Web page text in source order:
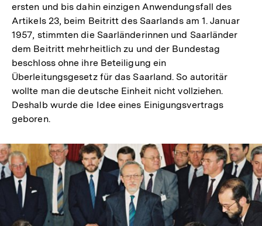
ersten und bis dahin einzigen Anwendungsfall des
Artikels 23, beim Beitritt des Saarlands am 1. Januar
1957, stimmten die Saarländerinnen und Saarländer
dem Beitritt mehrheitlich zu und der Bundestag
beschloss ohne ihre Beteiligung ein
Überleitungsgesetz für das Saarland. So autoritär
wollte man die deutsche Einheit nicht vollziehen.
Deshalb wurde die Idee eines Einigungsvertrags
geboren.